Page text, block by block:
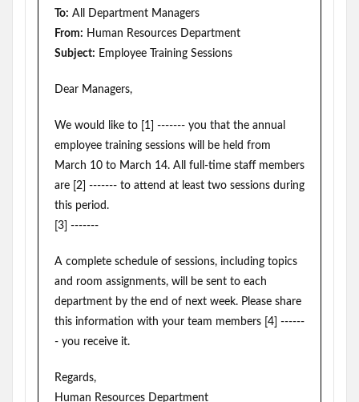
To: All Department Managers
From: Human Resources Department
Subject: Employee Training Sessions
Dear Managers,
We would like to [1] ------- you that the annual
employee training sessions will be held from
March 10 to March 14. All full-time staff members
are [2] ------- to attend at least two sessions during
this period.
[3] -------
A complete schedule of sessions, including topics
and room assignments, will be sent to each
department by the end of next week. Please share
this information with your team members [4] ------
- you receive it.
Regards,
Human Resources Department